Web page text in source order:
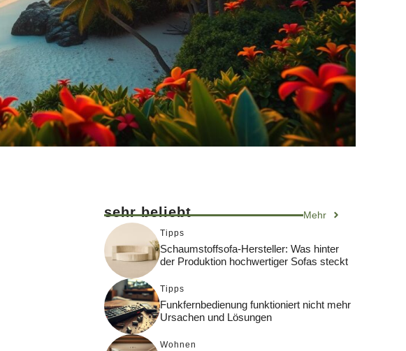
sehr beliebt Mehr
Tipps
Schaumstoffsofa-Hersteller: Was hinter
der Produktion hochwertiger Sofas steckt
Tipps
Funkfernbedienung funktioniert nicht mehr
Ursachen und Lösungen
Wohnen